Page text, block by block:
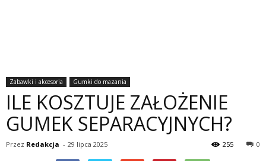
Zabawki i akcesoria Gumki do mazania
ILE KOSZTUJE ZAŁOŻENIE
GUMEK SEPARACYJNYCH?
Przez Redakcja - 29 lipca 2025 0
255